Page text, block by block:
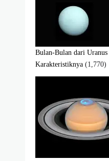
Bulan-Bulan dari Uranus
Karakteristiknya (1,770)